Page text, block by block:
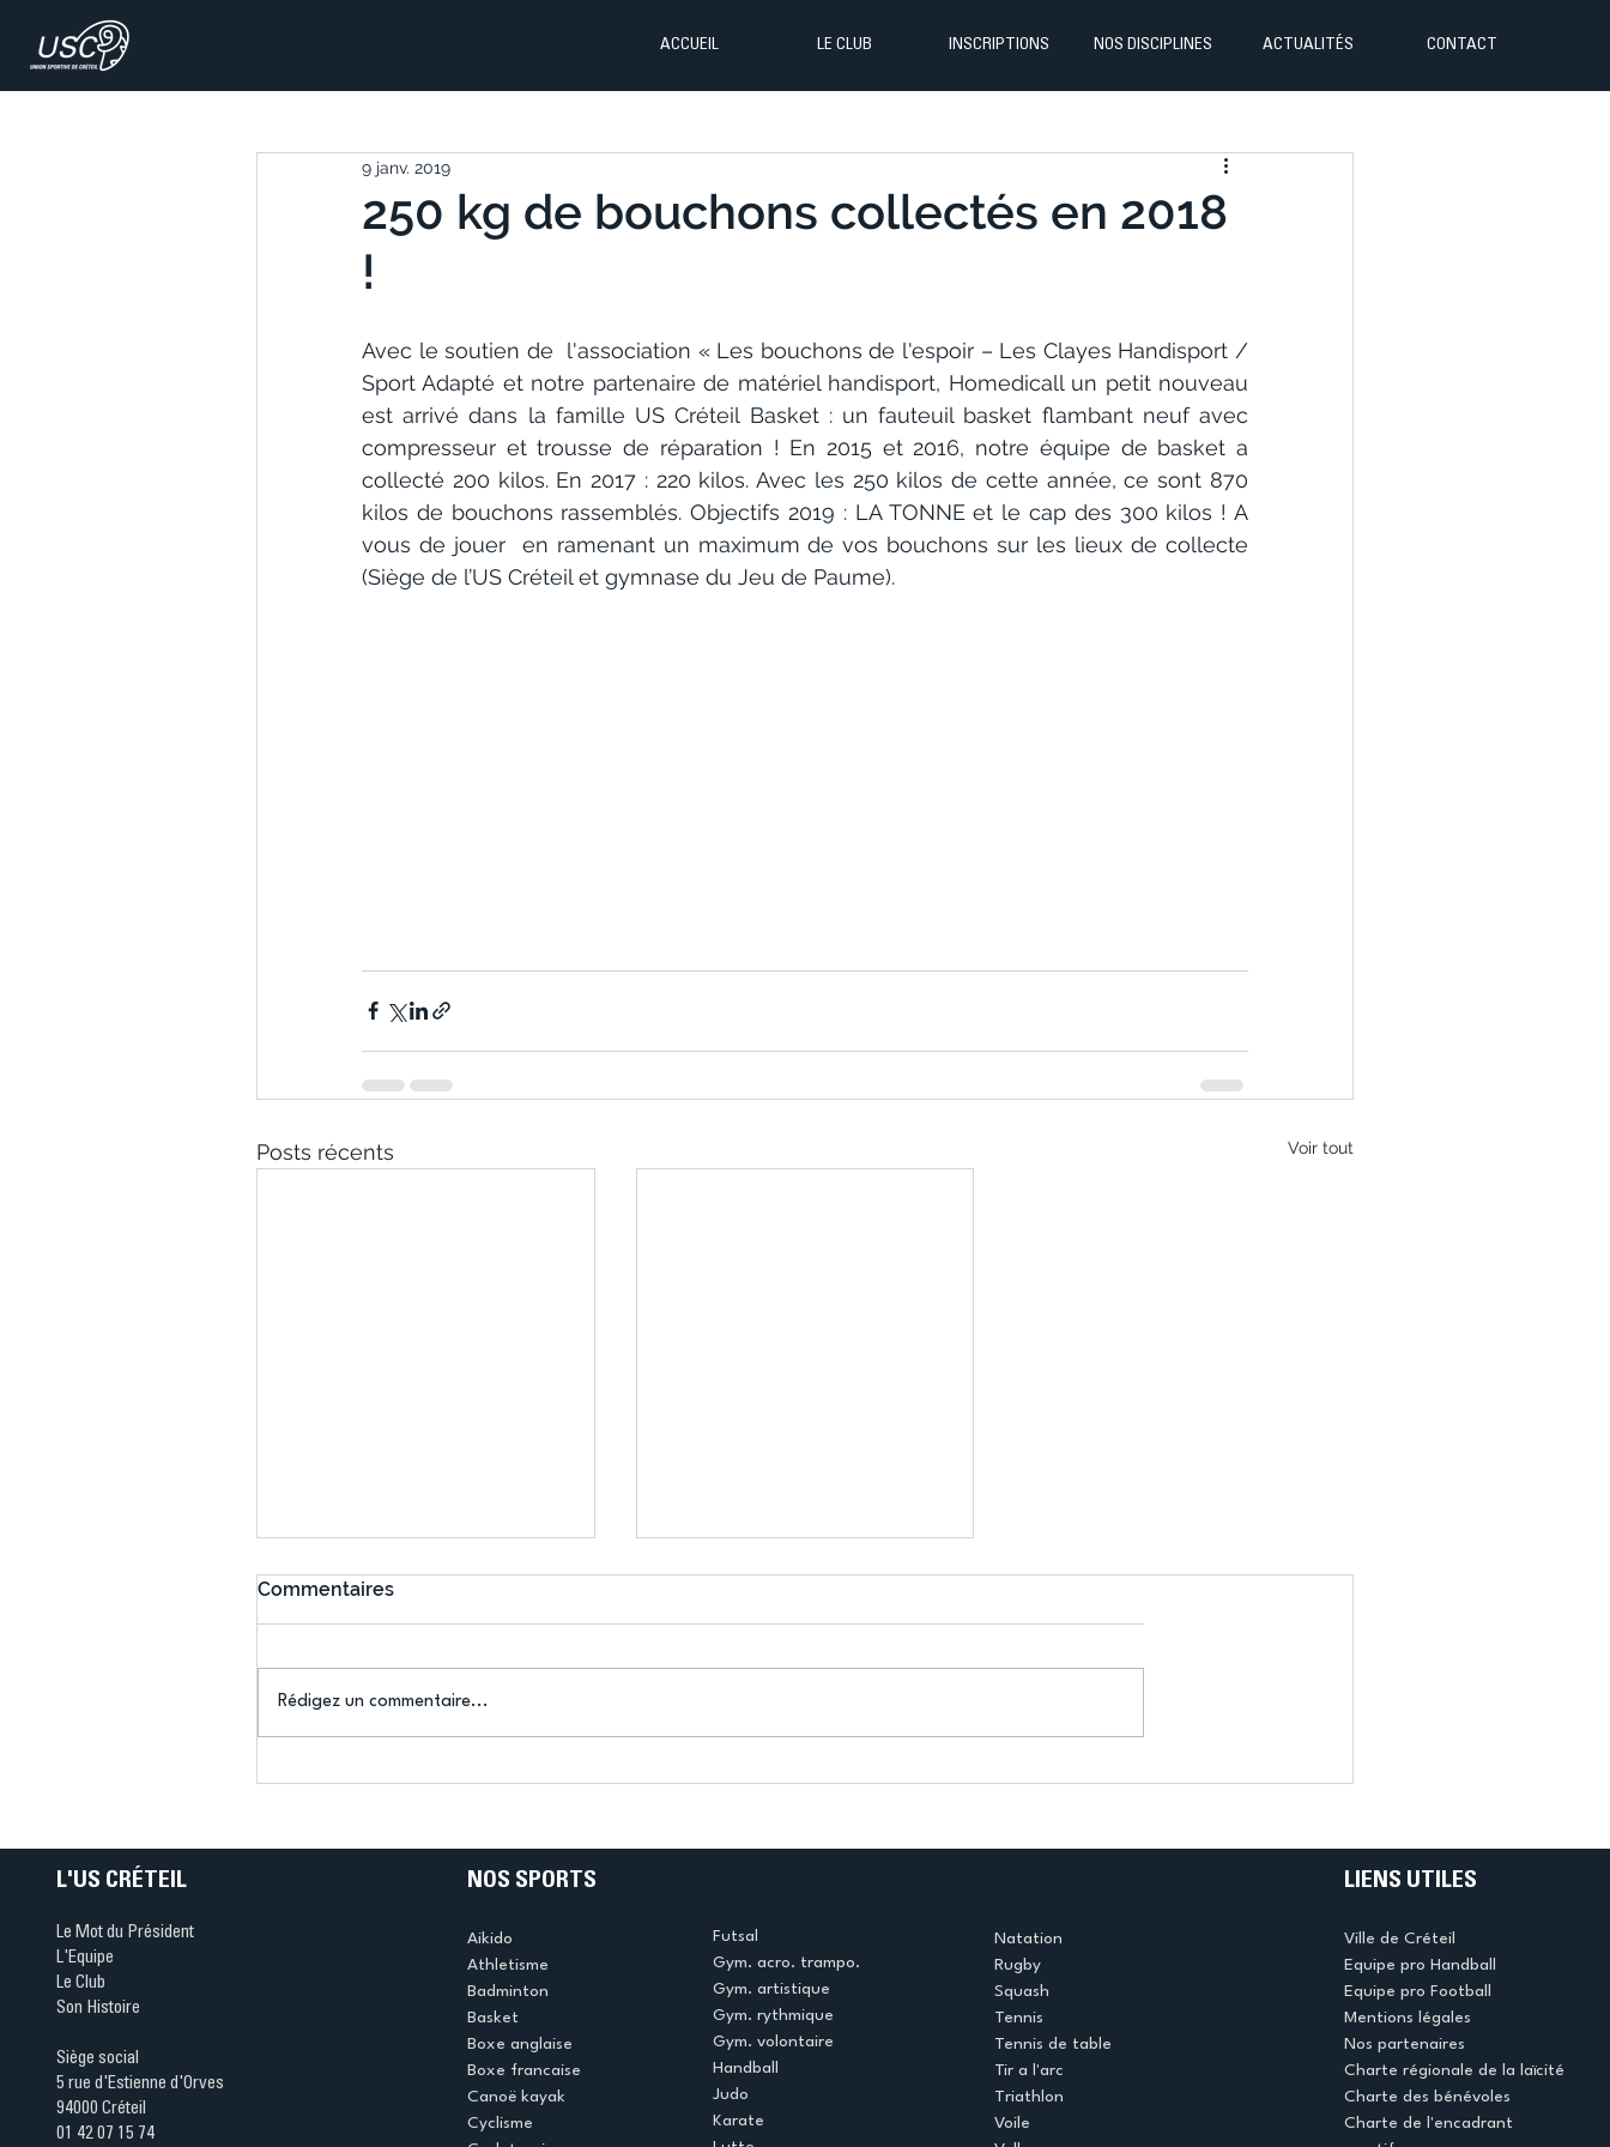
ACCUEIL LE CLUB INSCRIPTIONS NOS DISCIPLINES ACTUALITÉS CONTACT
250 kg de bouchons collectés en 2018
!
9 janv. 2019
Avec le soutien de  l'association « Les bouchons de l'espoir – Les Clayes Handisport /
Sport Adapté et notre partenaire de matériel handisport, Homedicall un petit nouveau
est arrivé dans la famille US Créteil Basket : un fauteuil basket flambant neuf avec
compresseur et trousse de réparation ! En 2015 et 2016, notre équipe de basket a
collecté 200 kilos. En 2017 : 220 kilos. Avec les 250 kilos de cette année, ce sont 870
kilos de bouchons rassemblés. Objectifs 2019 : LA TONNE et le cap des 300 kilos ! A
vous de jouer  en ramenant un maximum de vos bouchons sur les lieux de collecte
(Siège de l’US Créteil et gymnase du Jeu de Paume).
Posts récents Voir tout
Ping ? Quand le tennis de
termine la saison en
Commentaires
Rédigez un commentaire...
L'US CRÉTEIL
Le Mot du Président
L'Equipe
Le Club
Son Histoire
Siège social
5 rue d'Estienne d'Orves
94000 Créteil
01 42 07 15 74
NOS SPORTS
Aikido
Athletisme
Badminton
Basket
Boxe anglaise
Boxe francaise
Canoë kayak
Cyclisme
Futsal
Gym. acro. trampo.
Gym. artistique
Gym. rythmique
Gym. volontaire
Handball
Judo
Karate
Natation
Rugby
Squash
Tennis
Tennis de table
Tir a l'arc
Triathlon
Voile
LIENS UTILES
Ville de Créteil
Equipe pro Handball
Equipe pro Football
Mentions légales
Nos partenaires
Charte régionale de la laïcité
Charte des bénévoles
Charte de l'encadrant